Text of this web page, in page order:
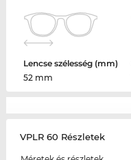
Lencse szélesség (mm)
52 mm
VPLR 60 Részletek